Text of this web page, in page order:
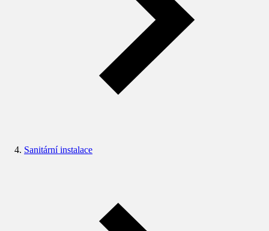
Sanitární instalace